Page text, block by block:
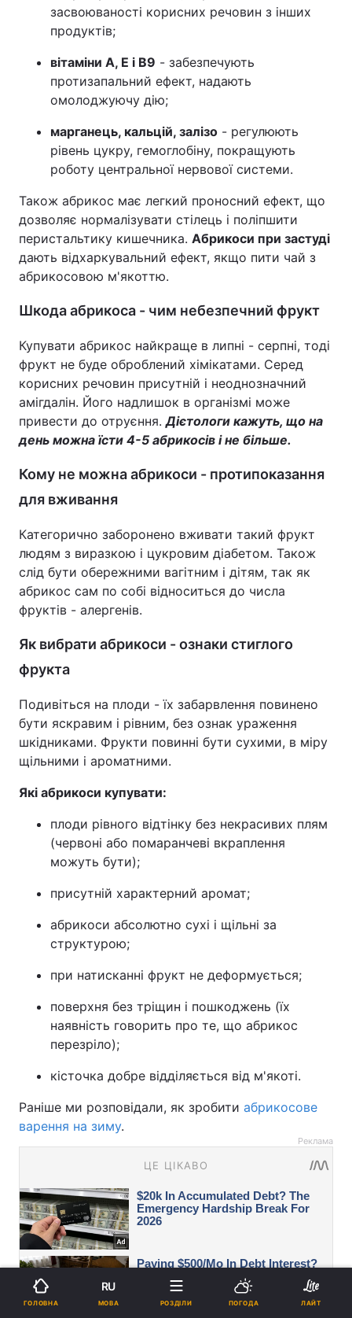
засвоюваності корисних речовин з інших
продуктів;
вітаміни А, Е і В9 - забезпечують
протизапальний ефект, надають
омолоджуючу дію;
марганець, кальцій, залізо - регулюють
рівень цукру, гемоглобіну, покращують
роботу центральної нервової системи.
Також абрикос має легкий проносний ефект, що
дозволяє нормалізувати стілець і поліпшити
перистальтику кишечника. Абрикоси при застуді
дають відхаркувальний ефект, якщо пити чай з
абрикосовою м'якоттю.
Шкода абрикоса - чим небезпечний фрукт
Купувати абрикос найкраще в липні - серпні, тоді
фрукт не буде оброблений хімікатами. Серед
корисних речовин присутній і неоднозначний
амігдалін. Його надлишок в організмі може
привести до отруєння. Дієтологи кажуть, що на
день можна їсти 4-5 абрикосів і не більше.
Кому не можна абрикоси - протипоказання
для вживання
Категорично заборонено вживати такий фрукт
людям з виразкою і цукровим діабетом. Також
слід бути обережними вагітним і дітям, так як
абрикос сам по собі відноситься до числа
фруктів - алергенів.
Як вибрати абрикоси - ознаки стиглого
фрукта
Подивіться на плоди - їх забарвлення повинено
бути яскравим і рівним, без ознак ураження
шкідниками. Фрукти повинні бути сухими, в міру
щільними і ароматними.
Які абрикоси купувати:
плоди рівного відтінку без некрасивих плям
(червоні або помаранчеві вкраплення
можуть бути);
присутній характерний аромат;
абрикоси абсолютно сухі і щільні за
структурою;
при натисканні фрукт не деформується;
поверхня без тріщин і пошкоджень (їх
наявність говорить про те, що абрикос
перезріло);
кісточка добре відділяється від м'якоті.
Раніше ми розповідали, як зробити абрикосове
варення на зиму.
Реклама
ГОЛОВНА
RU
МОВА РОЗДІЛИ ПОГОДА ЛАЙТ